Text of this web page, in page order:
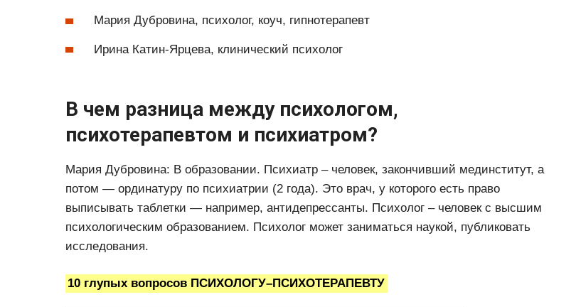
Мария Дубровина, психолог, коуч, гипнотерапевт
Ирина Катин-Ярцева, клинический психолог
В чем разница между психологом,
психотерапевтом и психиатром?
Мария Дубровина: В образовании. Психиатр – человек, закончивший мединститут, а
потом — ординатуру по психиатрии (2 года). Это врач, у которого есть право
выписывать таблетки — например, антидепрессанты. Психолог – человек с высшим
психологическим образованием. Психолог может заниматься наукой, публиковать
исследования.
10 глупых вопросов ПСИХОЛОГУ–ПСИХОТЕРАПЕВТУ